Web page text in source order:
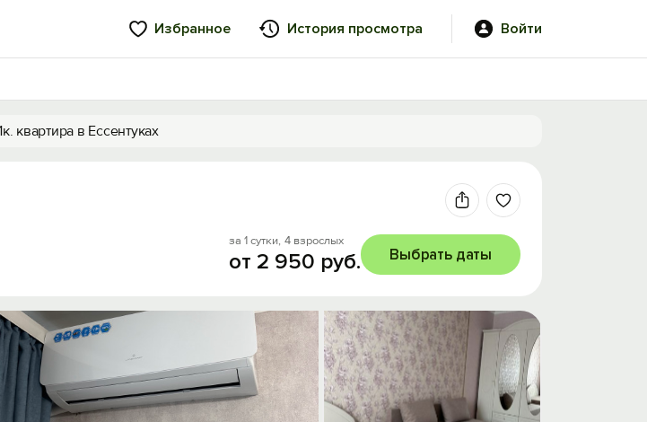
Избранное История просмотра Войти
квартира в Ессентуках
за 1 сутки, 4 взрослых
от 2 950 руб. Выбрать даты